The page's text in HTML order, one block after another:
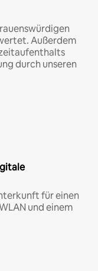
Außerdem
durch unseren
für einen
und einem